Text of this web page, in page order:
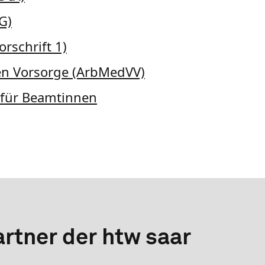
1)
Vorsorge (ArbMedVV)
Beamtinnen
der htw saar